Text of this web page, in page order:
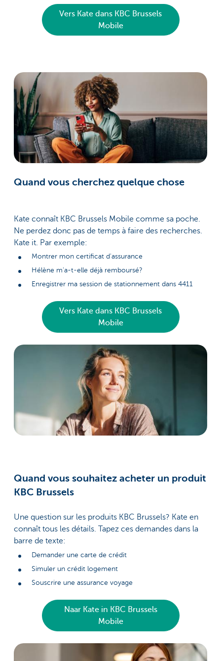
Vers Kate dans KBC Brussels
Mobile
Quand vous cherchez quelque chose
Kate connaît KBC Brussels Mobile comme sa poche.
Ne perdez donc pas de temps à faire des recherches.
Kate it. Par exemple:
Montrer mon certificat d'assurance
Hélène m'a-t-elle déjà remboursé?
Enregistrer ma session de stationnement dans 4411
Vers Kate dans KBC Brussels
Mobile
Quand vous souhaitez acheter un produit
KBC Brussels
Une question sur les produits KBC Brussels? Kate en
connaît tous les détails. Tapez ces demandes dans la
barre de texte:
Demander une carte de crédit
Simuler un crédit logement
Souscrire une assurance voyage
Naar Kate in KBC Brussels
Mobile